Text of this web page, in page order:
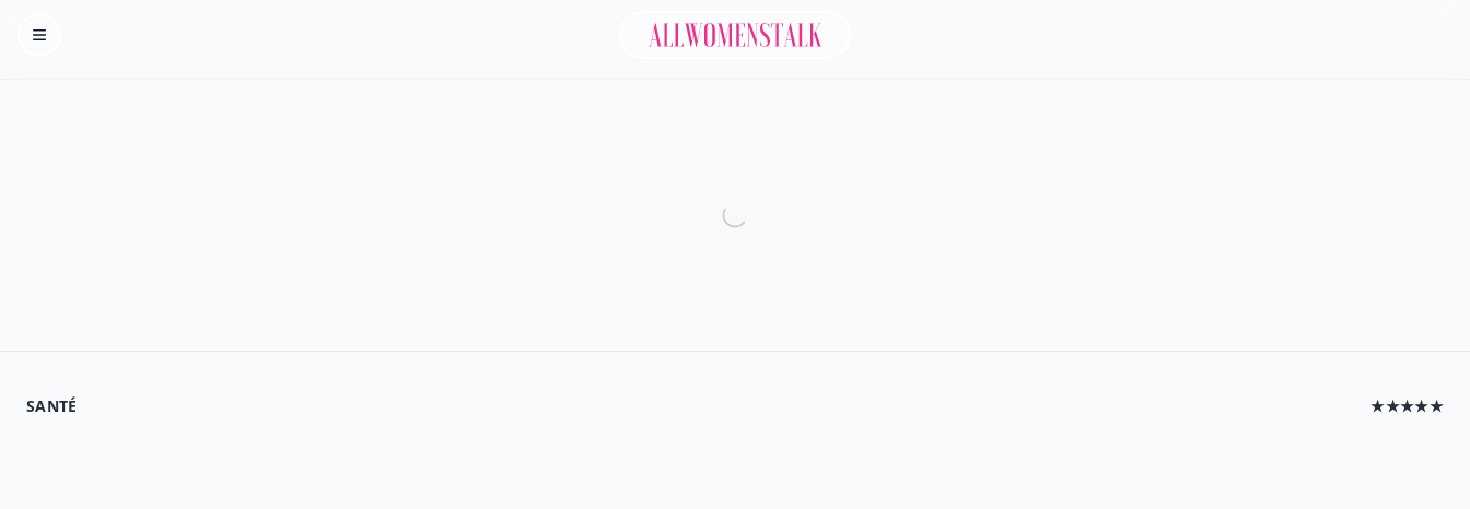
Homepage
Allwomenstalk
SANTÉ ★★★★★